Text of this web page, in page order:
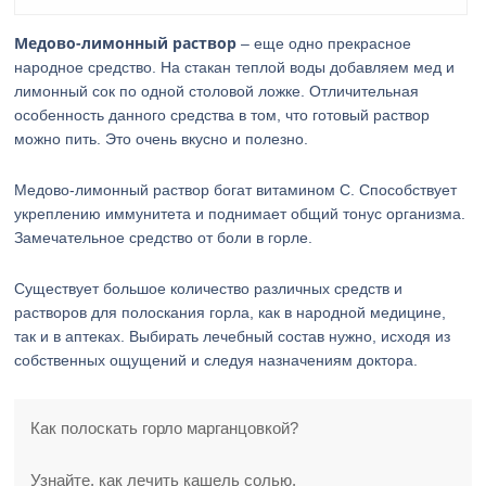
Медово-лимонный раствор – еще одно прекрасное
народное средство. На стакан теплой воды добавляем мед и
лимонный сок по одной столовой ложке. Отличительная
особенность данного средства в том, что готовый раствор
можно пить. Это очень вкусно и полезно.
Медово-лимонный раствор богат витамином С. Способствует
укреплению иммунитета и поднимает общий тонус организма.
Замечательное средство от боли в горле.
Существует большое количество различных средств и
растворов для полоскания горла, как в народной медицине,
так и в аптеках. Выбирать лечебный состав нужно, исходя из
собственных ощущений и следуя назначениям доктора.
Как полоскать горло марганцовкой?
Узнайте, как лечить кашель солью.